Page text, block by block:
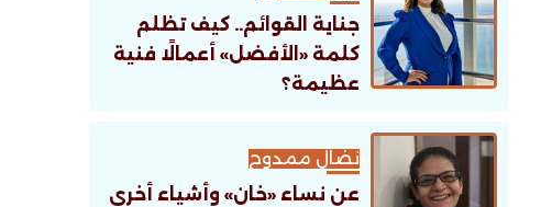
جناية القوائم.. كيف تظلم
كلمة «الأفضل» أعمالًا فنية
عظيمة؟
نضال ممدوح
عن نساء «خان» وأشياء أخرى